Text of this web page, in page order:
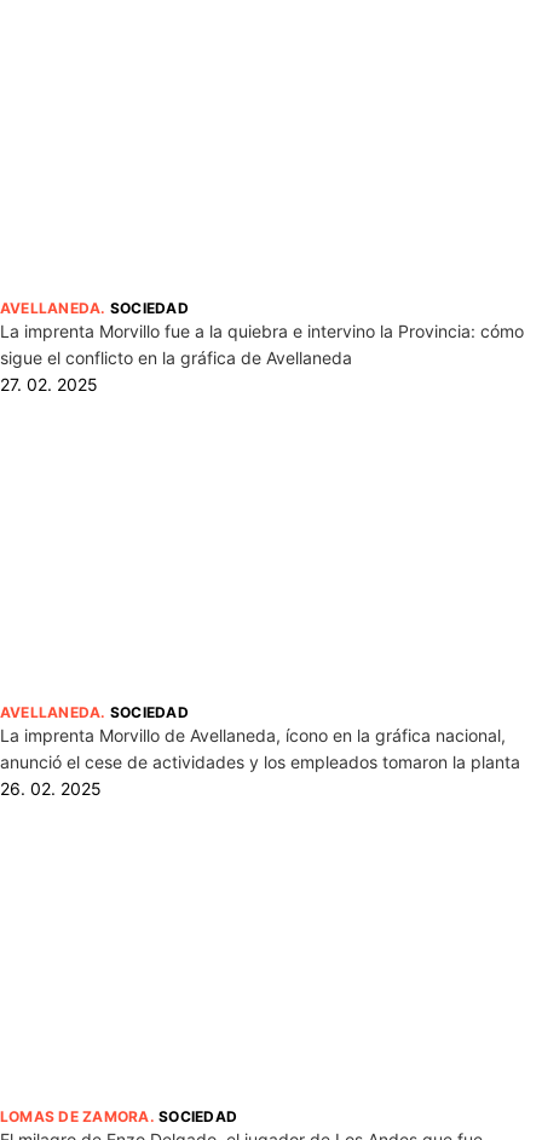
AVELLANEDA. SOCIEDAD
La imprenta Morvillo fue a la quiebra e intervino la Provincia: cómo
sigue el conflicto en la gráfica de Avellaneda
27. 02. 2025
AVELLANEDA. SOCIEDAD
La imprenta Morvillo de Avellaneda, ícono en la gráfica nacional,
anunció el cese de actividades y los empleados tomaron la planta
26. 02. 2025
LOMAS DE ZAMORA.SOCIEDAD